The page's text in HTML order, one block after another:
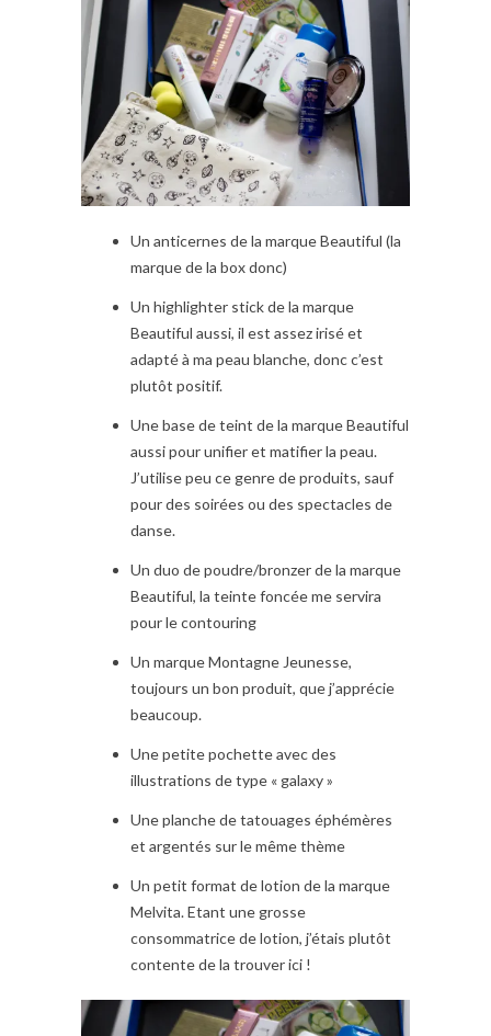
Un anticernes de la marque Beautiful (la
marque de la box donc)
Un highlighter stick de la marque
Beautiful aussi, il est assez irisé et
adapté à ma peau blanche, donc c’est
plutôt positif.
Une base de teint de la marque Beautiful
aussi pour unifier et matifier la peau.
J’utilise peu ce genre de produits, sauf
pour des soirées ou des spectacles de
danse.
Un duo de poudre/bronzer de la marque
Beautiful, la teinte foncée me servira
pour le contouring
Un marque Montagne Jeunesse,
toujours un bon produit, que j’apprécie
beaucoup.
Une petite pochette avec des
illustrations de type « galaxy »
Une planche de tatouages éphémères
et argentés sur le même thème
Un petit format de lotion de la marque
Melvita. Etant une grosse
consommatrice de lotion, j’étais plutôt
contente de la trouver ici !